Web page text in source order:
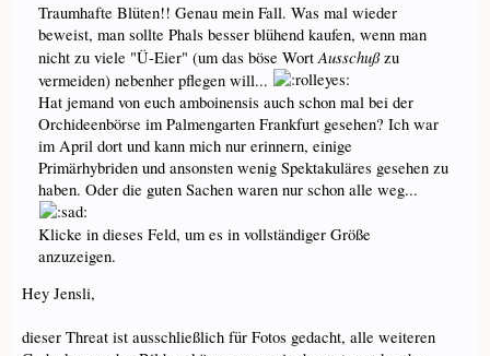
Traumhafte Blüten!! Genau mein Fall. Was mal wieder
beweist, man sollte Phals besser blühend kaufen, wenn man
nicht zu viele "Ü-Eier" (um das böse Wort Ausschußzu
vermeiden) nebenher pflegen will...
Hat jemand von euch amboinensis auch schon mal bei der
Orchideenbörse im Palmengarten Frankfurt gesehen? Ich war
im April dort und kann mich nur erinnern, einige
Primärhybriden und ansonsten wenig Spektakuläres gesehen zu
haben. Oder die guten Sachen waren nur schon alle weg...
Klicke in dieses Feld, um es in vollständiger Größe
anzuzeigen.
Hey Jensli,
dieser Threat ist ausschließlich für Fotos gedacht, alle weiteren